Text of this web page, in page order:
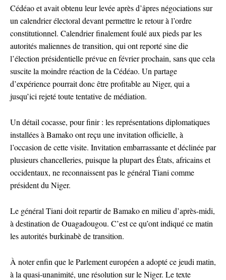
Cédéao et avait obtenu leur levée après d’âpres négociations sur
un calendrier électoral devant permettre le retour à l’ordre
constitutionnel. Calendrier finalement foulé aux pieds par les
autorités maliennes de transition, qui ont reporté sine die
l’élection présidentielle prévue en février prochain, sans que cela
suscite la moindre réaction de la Cédéao. Un partage
d’expérience pourrait donc être profitable au Niger, qui a
jusqu’ici rejeté toute tentative de médiation.
Un détail cocasse, pour finir : les représentations diplomatiques
installées à Bamako ont reçu une invitation officielle, à
l’occasion de cette visite. Invitation embarrassante et déclinée par
plusieurs chancelleries, puisque la plupart des États, africains et
occidentaux, ne reconnaissent pas le général Tiani comme
président du Niger.
Le général Tiani doit repartir de Bamako en milieu d’après-midi,
à destination de Ouagadougou. C’est ce qu’ont indiqué ce matin
les autorités burkinabè de transition.
À noter enfin que le Parlement européen a adopté ce jeudi matin,
à la quasi-unanimité, une résolution sur le Niger. Le texte